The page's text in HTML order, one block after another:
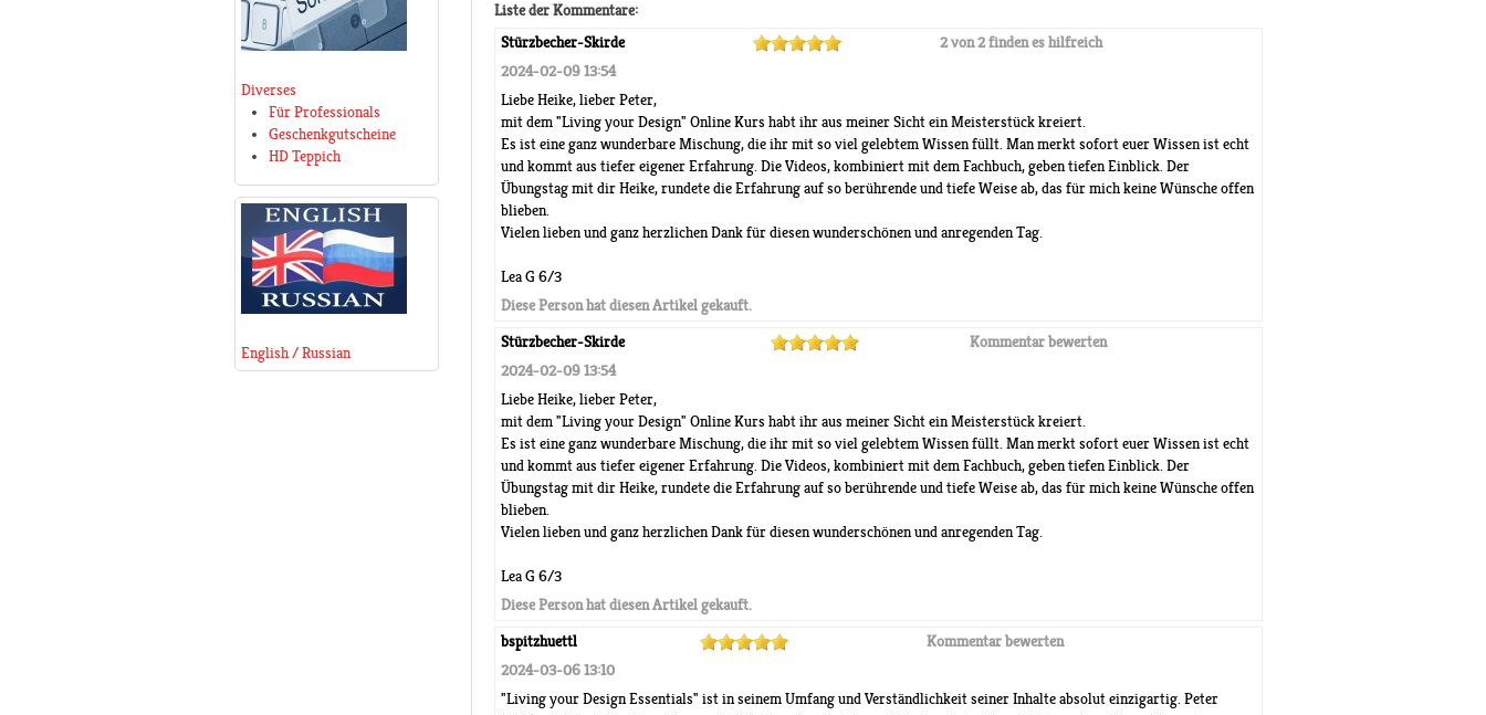
Liste der Kommentare:
Stürzbecher-Skirde
2 von 2 finden es hilfreich
2024-02-09 13:54
Liebe Heike, lieber Peter,
mit dem "Living your Design" Online Kurs habt ihr aus meiner Sicht ein Meisterstück kreiert.
Es ist eine ganz wunderbare Mischung, die ihr mit so viel gelebtem Wissen füllt. Man merkt sofort euer Wissen ist echt
und kommt aus tiefer eigener Erfahrung. Die Videos, kombiniert mit dem Fachbuch, geben tiefen Einblick. Der
Übungstag mit dir Heike, rundete die Erfahrung auf so berührende und tiefe Weise ab, das für mich keine Wünsche offen
blieben.
Vielen lieben und ganz herzlichen Dank für diesen wunderschönen und anregenden Tag.
Lea G 6/3
Diese Person hat diesen Artikel gekauft.
Stürzbecher-Skirde
Kommentar bewerten
2024-02-09 13:54
Liebe Heike, lieber Peter,
mit dem "Living your Design" Online Kurs habt ihr aus meiner Sicht ein Meisterstück kreiert.
Es ist eine ganz wunderbare Mischung, die ihr mit so viel gelebtem Wissen füllt. Man merkt sofort euer Wissen ist echt
und kommt aus tiefer eigener Erfahrung. Die Videos, kombiniert mit dem Fachbuch, geben tiefen Einblick. Der
Übungstag mit dir Heike, rundete die Erfahrung auf so berührende und tiefe Weise ab, das für mich keine Wünsche offen
blieben.
Vielen lieben und ganz herzlichen Dank für diesen wunderschönen und anregenden Tag.
Lea G 6/3
Diese Person hat diesen Artikel gekauft.
bspitzhuettl
Kommentar bewerten
2024-03-06 13:10
"Living your Design Essentials" ist in seinem Umfang und Verständlichkeit seiner Inhalte absolut einzigartig. Peter
Diverses
Für Professionals
Geschenkgutscheine
HD Teppich
English / Russian